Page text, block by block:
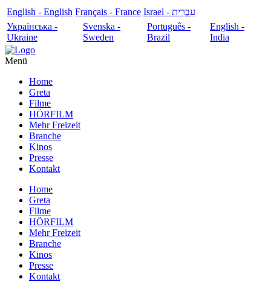
English - English Français - France
עִבְרִית - Israel
Українська -
Ukraine
Svenska -
Sweden
Português -
Brazil
English -
India
Menü
Home
Greta
Filme
HÖRFILM
Mehr Freizeit
Branche
Kinos
Presse
Kontakt
Home
Greta
Filme
HÖRFILM
Mehr Freizeit
Branche
Kinos
Presse
Kontakt